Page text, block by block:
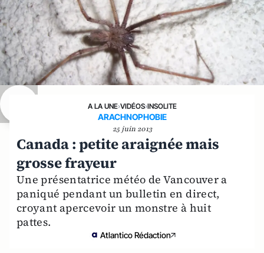
A LA UNE›VIDÉOS›INSOLITE
ARACHNOPHOBIE
25 juin 2013
Canada : petite araignée mais
grosse frayeur
Une présentatrice météo de Vancouver a
paniqué pendant un bulletin en direct,
croyant apercevoir un monstre à huit
pattes.
Atlantico Rédaction